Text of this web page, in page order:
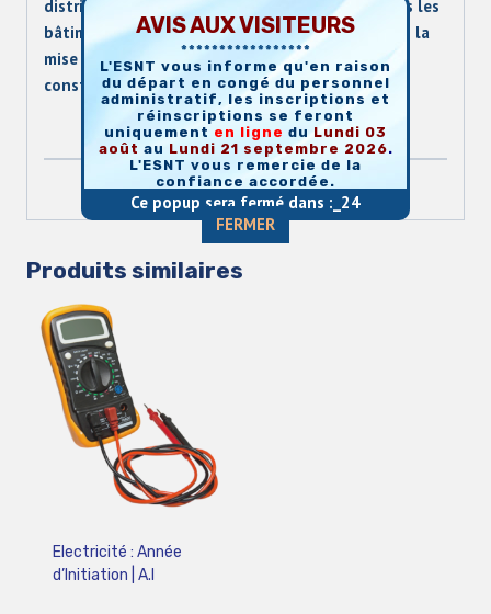
distribution et de raccordement électriques dans les
bâtiments et les bureaux. Il intervient aussi dans la
mise en place de l’équipement électrique des
constructions.
Produits similaires
Electricité : Année
d’Initiation | A.I
Ce popup sera fermé dans :_ 23
AVIS AUX VISITEURS
*****************
L'ESNT vous informe qu'en raison
du départ en congé du personnel
administratif, les inscriptions et
réinscriptions se feront
uniquement en ligne duLundi 03
août au Lundi 21 septembre 2026.
L'ESNT vous remercie de la
confiance accordée.
FERMER